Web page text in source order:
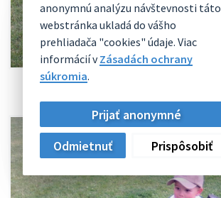
anonymnú analýzu návštevnosti táto
webstránka ukladá do vášho
prehliadača "cookies" údaje. Viac
informácií vZásadách ochrany
súkromia.
Prijať anonymné
Odmietnuť
Prispôsobiť